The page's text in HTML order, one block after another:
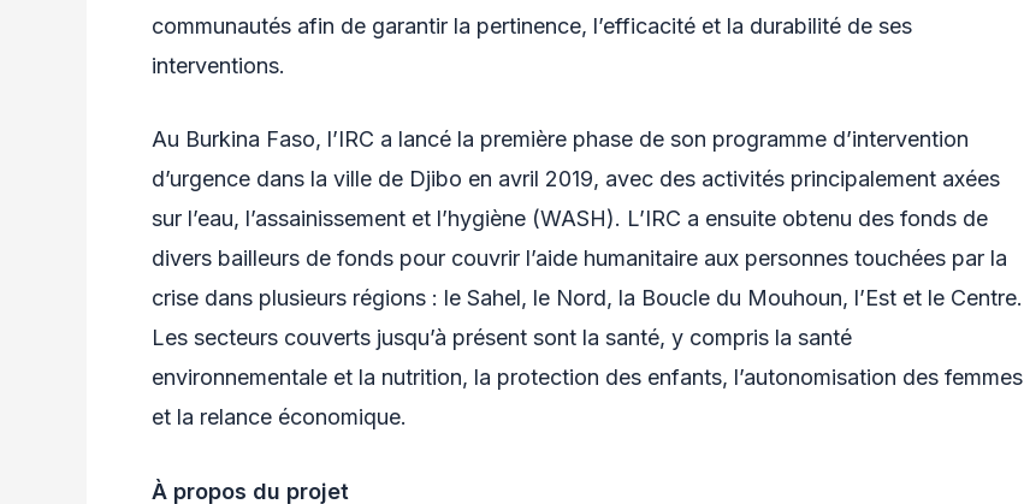
communautés afin de garantir la pertinence, l’efficacité et la durabilité de ses
interventions.
Au Burkina Faso, l’IRC a lancé la première phase de son programme d’intervention
d’urgence dans la ville de Djibo en avril 2019, avec des activités principalement axées
sur l’eau, l’assainissement et l’hygiène (WASH). L’IRC a ensuite obtenu des fonds de
divers bailleurs de fonds pour couvrir l’aide humanitaire aux personnes touchées par la
crise dans plusieurs régions : le Sahel, le Nord, la Boucle du Mouhoun, l’Est et le Centre.
Les secteurs couverts jusqu’à présent sont la santé, y compris la santé
environnementale et la nutrition, la protection des enfants, l’autonomisation des femmes
et la relance économique.
À propos du projet